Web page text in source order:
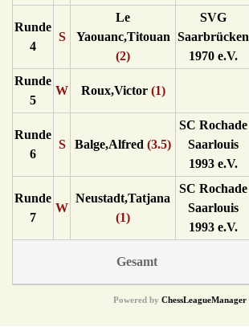
Runde
4
S
Le
Yaouanc,Titouan
(2)
SVG
Saarbrücken
1970 e.V.
Runde
5
W Roux,Victor(1)
Runde
6
S Balge,Alfred (3.5)
SC Rochade
Saarlouis
1993 e.V.
Runde
7
W
Neustadt,Tatjana
(1)
SC Rochade
Saarlouis
1993 e.V.
Gesamt
Powered by ChessLeagueManager